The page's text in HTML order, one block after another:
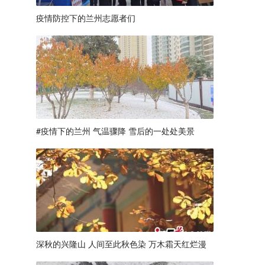
疫情防控下的兰州志愿者们
#疫情下的兰州 气温骤降 雪后的一处处美景
深秋的兴隆山 人间至此秋色染 万木霜天红烂漫